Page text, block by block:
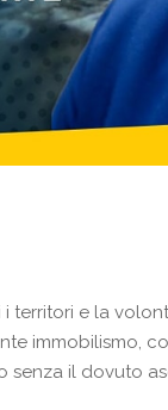
territori e la
immobilismo,
senza il dovuto